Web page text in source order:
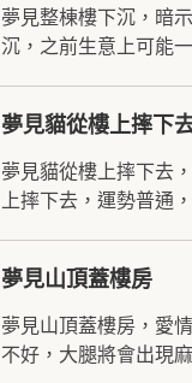
夢見整棟樓下沉，暗
沉，之前生意上可能
夢見貓從樓上摔下
夢見貓從樓上摔下去
上摔下去，運勢普通
夢見山頂蓋樓房
夢見山頂蓋樓房，愛
不好，大腿將會出現